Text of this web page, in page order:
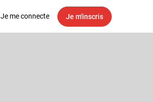
Je me connecte Je m'inscris